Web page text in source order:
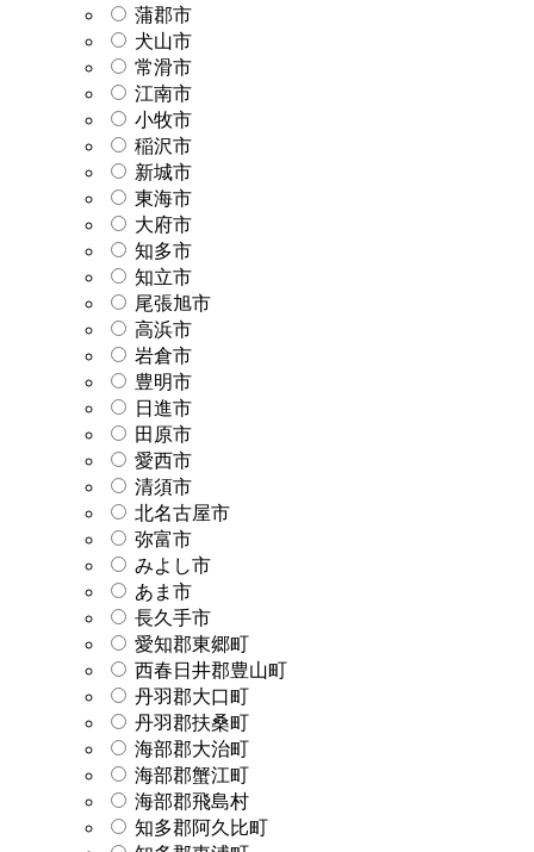
蒲郡市
犬山市
常滑市
江南市
小牧市
稲沢市
新城市
東海市
大府市
知多市
知立市
尾張旭市
高浜市
岩倉市
豊明市
日進市
田原市
愛西市
清須市
北名古屋市
弥富市
みよし市
あま市
長久手市
愛知郡東郷町
西春日井郡豊山町
丹羽郡大口町
丹羽郡扶桑町
海部郡大治町
海部郡蟹江町
海部郡飛島村
知多郡阿久比町